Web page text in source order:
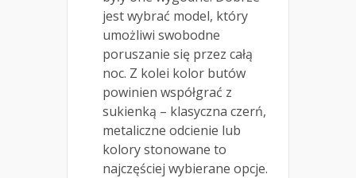
jest wybrać model, który
umożliwi swobodne
poruszanie się przez całą
noc. Z kolei kolor butów
powinien współgrać z
sukienką – klasyczna czerń,
metaliczne odcienie lub
kolory stonowane to
najczęściej wybierane opcje.